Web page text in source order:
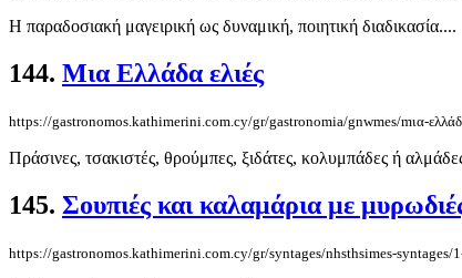
Η παραδοσιακή μαγειρική ως δυναμική, ποιητική διαδικασία....
144. Mια Ελλάδα ελιές
https://gastronomos.kathimerini.com.cy/gr/gastronomia/gnwmes/mια-
Πράσινες, τσακιστές, θρούμπες, ξιδάτες, κολυμπάδες ή
145. Σουπιές και καλαμάρια με
https://gastronomos.kathimerini.com.cy/gr/syntages/nhsthsimes-syntages/1-